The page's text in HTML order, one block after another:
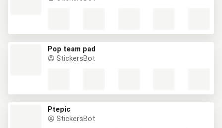
Pop team pad
StickersBot
Ptepic
StickersBot